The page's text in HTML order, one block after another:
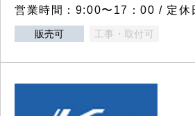
営業時間：9:00〜17：00 / 定休
販売可 工事・取付可